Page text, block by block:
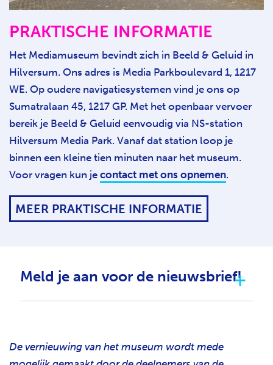
PRAKTISCHE INFORMATIE
Het Mediamuseum bevindt zich in Beeld & Geluid in
Hilversum. Ons adres is Media Parkboulevard 1, 1217
WE. Op oudere navigatiesystemen vind je ons op
Sumatralaan 45, 1217 GP. Met het openbaar vervoer
bereik je Beeld & Geluid eenvoudig via NS-station
Hilversum Media Park. Vanaf dat station loop je
binnen een kleine tien minuten naar het museum.
Voor vragen kun je contact met ons opnemen.
MEER PRAKTISCHE INFORMATIE
Meld je aan voor de nieuwsbrief!
De vernieuwing van het museum wordt mede